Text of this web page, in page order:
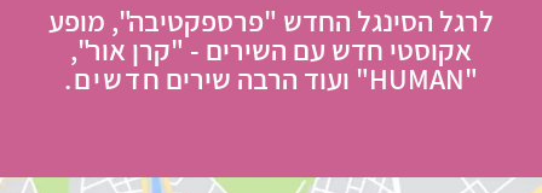
לרגל הסינגל החדש "פרספקטיבה", מופע
אקוסטי חדש עם השירים - "קרן אור",
"HUMAN" ועוד הרבה שירים ח דשים.